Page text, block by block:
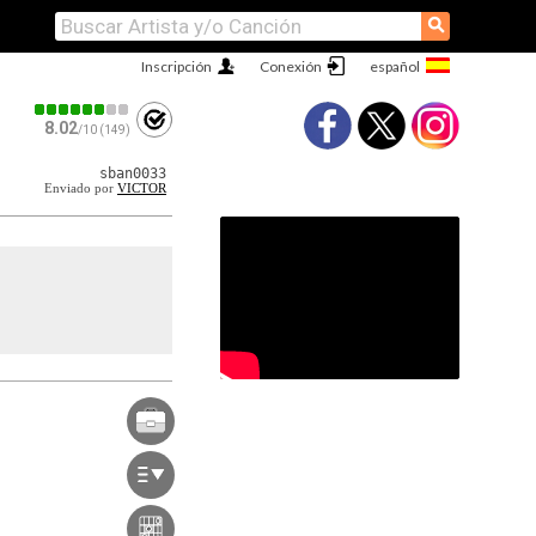
⚲
Conexión
Inscripción
8.02/10 (149)
sban0033
Enviado por VICTOR